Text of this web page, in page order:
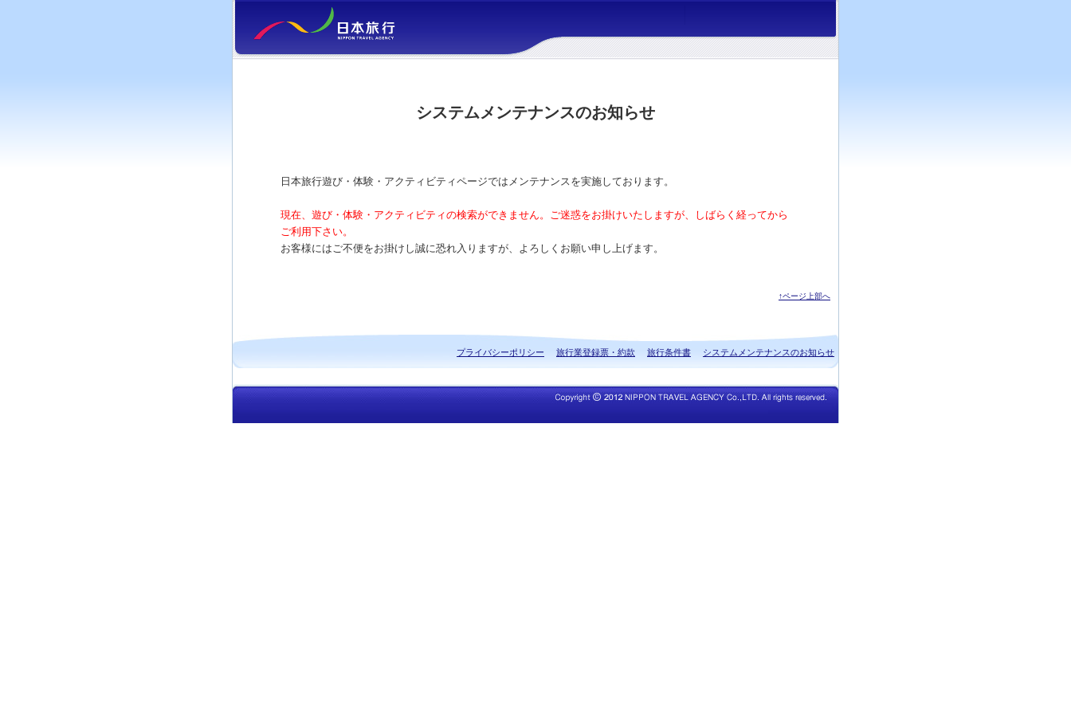
システムメンテナンスのお知らせ
日本旅行遊び・体験・アクティビティページではメンテナンスを実施しております。
現在、遊び・体験・アクティビティの検索ができません。ご迷惑をお掛けいたしますが、しばらく経ってから
ご利用下さい。
お客様にはご不便をお掛けし誠に恐れ入りますが、よろしくお願い申し上げます。
↑ページ上部へ
プライバシーポリシー 旅行業登録票・約款 旅行条件書 システムメンテナンスのお知らせ